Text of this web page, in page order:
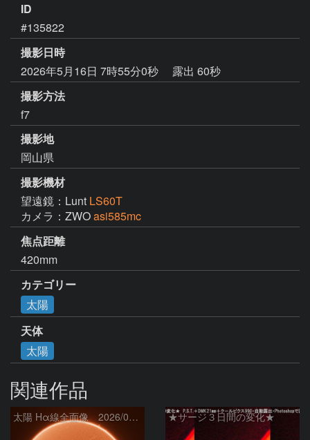
ID
#135822
撮影日時
2026年5月16日 7時55分0秒
露出 60秒
撮影方法
f7
撮影地
岡山県
撮影機材
望遠鏡：Lunt LS60T
カメラ：ZWOasi585mc
焦点距離
420mm
カテゴリー
太陽
天体
太陽
関連作品
太陽 Hα線全面像 2026/08/07 ★サージ３日間の変化★